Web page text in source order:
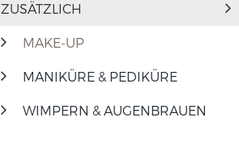
ZUSÄTZLICH
MAKE-UP
MANIKÜRE & PEDIKÜRE
WIMPERN & AUGENBRAUEN